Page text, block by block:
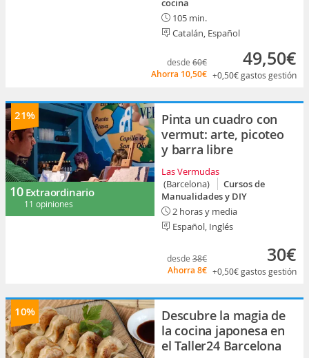
cocina
105 min.
Catalán, Español
desde 60€
Ahorra 10,50€
49,50€
+0,50€gastos gestión
21%
10 Extraordinario
11 opiniones
Pinta un cuadro con
vermut: arte, picoteo
y barra libre
Las Vermudas
(Barcelona)
Cursos de
Manualidades y DIY
2 horas y media
Español, Inglés
desde 38€
Ahorra 8€
30€
+0,50€gastos gestión
10%
Descubre la magia de
la cocina japonesa en
el Taller24 Barcelona